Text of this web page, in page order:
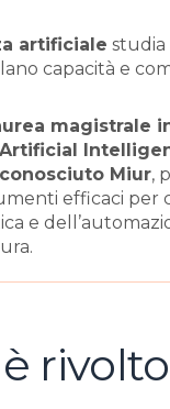
artificiale studia
capacità e
magistrale
Miur,
efficaci per
e
rivolto